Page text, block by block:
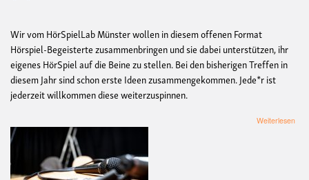
Wir vom HörSpielLab Münster wollen in diesem offenen Format
Hörspiel-Begeisterte zusammenbringen und sie dabei unterstützen, ihr
eigenes HörSpiel auf die Beine zu stellen. Bei den bisherigen Treffen in
diesem Jahr sind schon erste Ideen zusammengekommen. Jede*r ist
jederzeit willkommen diese weiterzuspinnen.
Weiterlesen